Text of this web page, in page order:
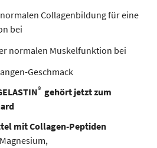
Collagenbildung für eine
bei
normalen Muskelfunktion bei
Geschmack
® gehört jetzt zum
mit Collagen-Peptiden